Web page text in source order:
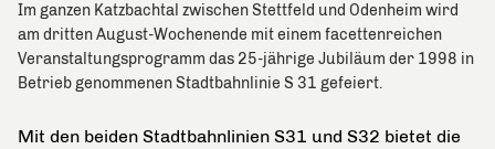
Im ganzen Katzbachtal zwischen Stettfeld und Odenheim wird
am dritten August-Wochenende mit einem facettenreichen
Veranstaltungsprogramm das 25-jährige Jubiläum der 1998 in
Betrieb genommenen Stadtbahnlinie S 31 gefeiert.
Mit den beiden Stadtbahnlinien S31 und S32 bietet die